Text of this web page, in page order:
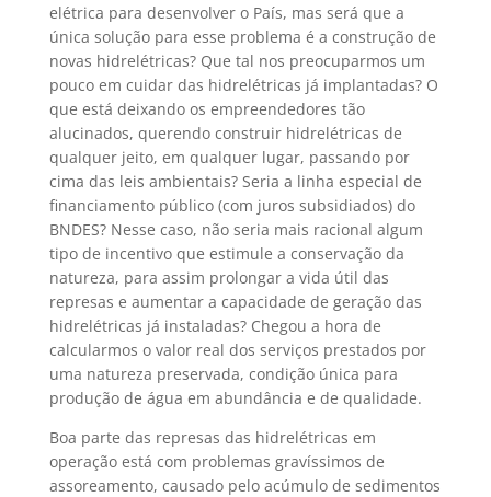
elétrica para desenvolver o País, mas será que a
única solução para esse problema é a construção de
novas hidrelétricas? Que tal nos preocuparmos um
pouco em cuidar das hidrelétricas já implantadas? O
que está deixando os empreendedores tão
alucinados, querendo construir hidrelétricas de
qualquer jeito, em qualquer lugar, passando por
cima das leis ambientais? Seria a linha especial de
financiamento público (com juros subsidiados) do
BNDES? Nesse caso, não seria mais racional algum
tipo de incentivo que estimule a conservação da
natureza, para assim prolongar a vida útil das
represas e aumentar a capacidade de geração das
hidrelétricas já instaladas? Chegou a hora de
calcularmos o valor real dos serviços prestados por
uma natureza preservada, condição única para
produção de água em abundância e de qualidade.
Boa parte das represas das hidrelétricas em
operação está com problemas gravíssimos de
assoreamento, causado pelo acúmulo de sedimentos